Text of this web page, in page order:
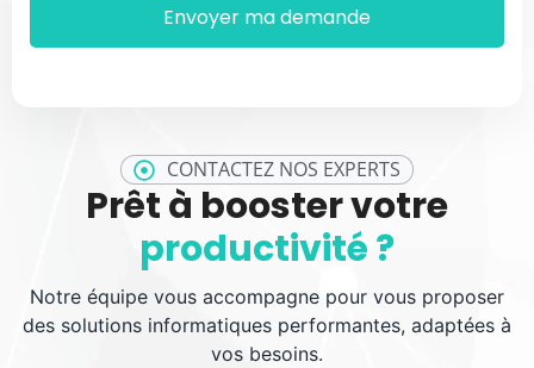
CONTACTEZ NOS EXPERTS
Prêt à booster votre
productivité ?
Notre équipe vous accompagne pour vous proposer
des solutions informatiques performantes, adaptées à
vos besoins.